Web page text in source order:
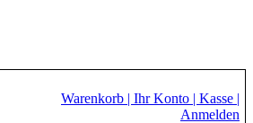
Warenkorb | Ihr Konto | Kasse |
Anmelden